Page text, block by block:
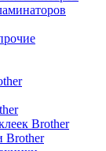
Brother
Brother